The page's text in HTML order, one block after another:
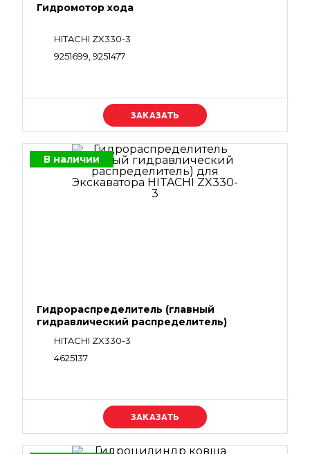
Гидромотор хода
HITACHI ZX330-3
9251699, 9251477
Уточняйте цену
В наличии
Гидрораспределитель (главный
гидравлический распределитель)
HITACHI ZX330-3
4625137
Уточняйте цену